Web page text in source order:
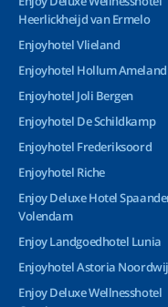
Heerlickheijd van Ermelo
Enjoyhotel Vlieland
Enjoyhotel Hollum Ameland
Enjoyhotel Joli Bergen
Enjoyhotel De Schildkamp
Enjoyhotel Frederiksoord
Enjoyhotel Riche
Enjoy Deluxe Hotel
Volendam
Enjoy Landgoedhotel Lunia
Enjoyhotel Astoria
Enjoy Deluxe Wellnesshotel